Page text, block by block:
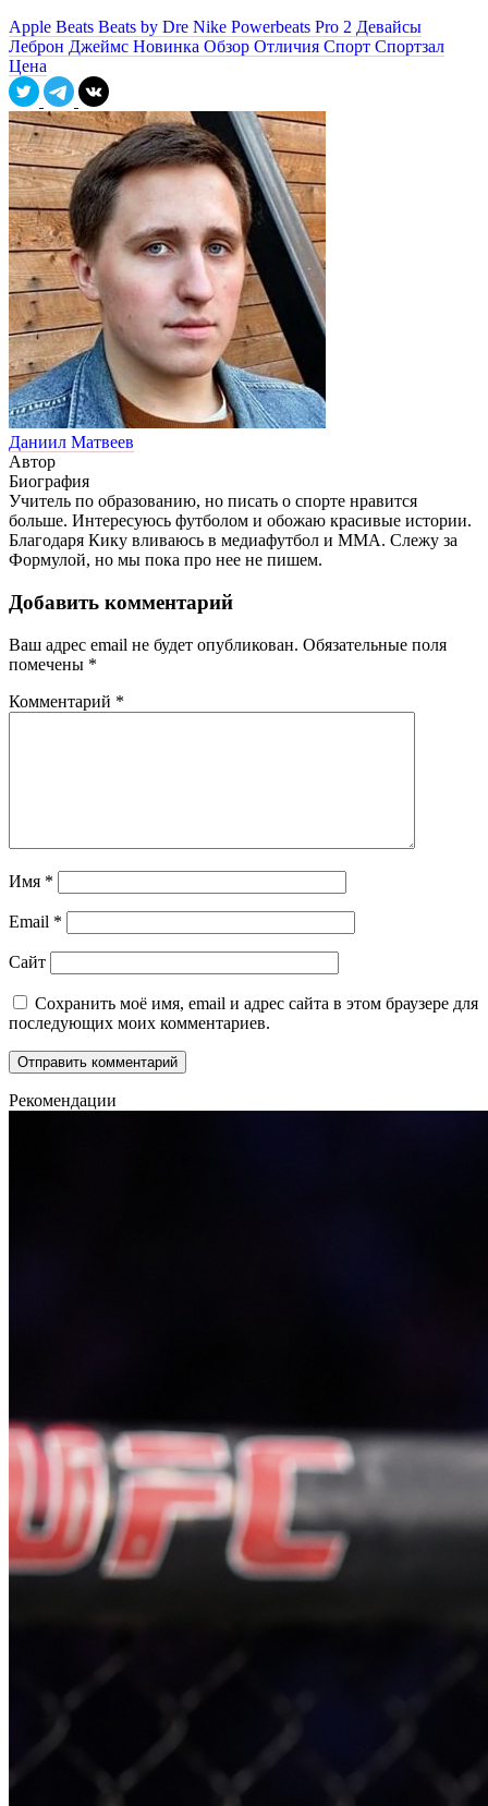
Apple Beats Beats by Dre Nike Powerbeats Pro 2 Девайсы
Леброн Джеймс Новинка Обзор Отличия Спорт Спортзал
Цена
Даниил Матвеев
Автор
Биография
Учитель по образованию, но писать о спорте нравится
больше. Интересуюсь футболом и обожаю красивые истории.
Благодаря Кику вливаюсь в медиафутбол и ММА. Слежу за
Формулой, но мы пока про нее не пишем.
Добавить комментарий
Ваш адрес email не будет опубликован. Обязательные поля
помечены *
Комментарий *
Имя *
Email *
Сайт
Сохранить моё имя, email и адрес сайта в этом браузере для
последующих моих комментариев.
Рекомендации